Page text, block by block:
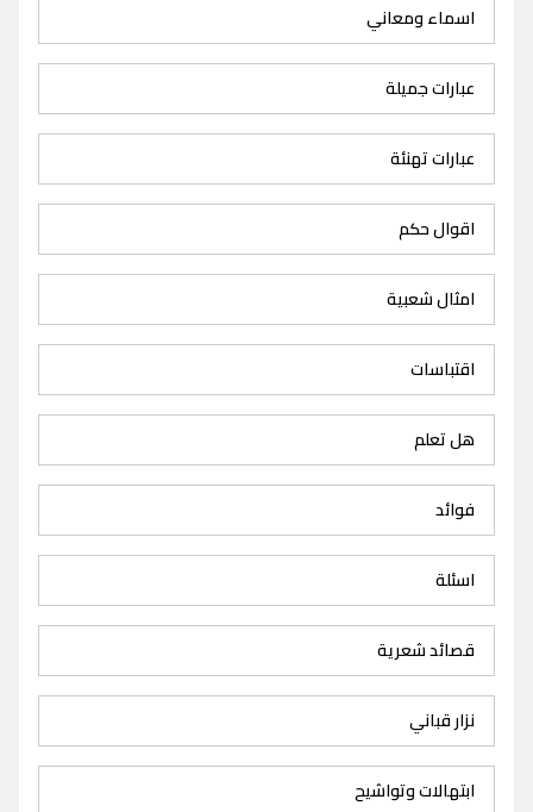
اسماء ومعاني
عبارات جميلة
عبارات تهنئة
اقوال حكم
امثال شعبية
اقتباسات
هل تعلم
فوائد
اسئلة
قصائد شعرية
نزار قباني
ابتهالات وتواشيح